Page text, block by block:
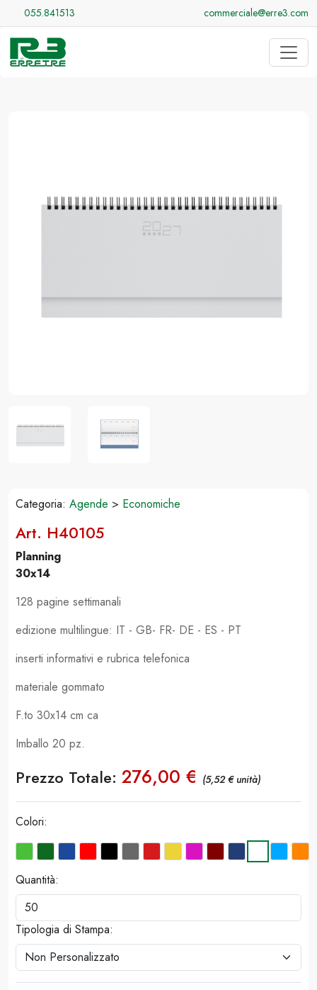
055.841513 commerciale@erre3.com
Categoria: Agende > Economiche
Art. H40105
Planning
30x14
128 pagine settimanali
edizione multilingue: IT - GB- FR- DE - ES - PT
inserti informativi e rubrica telefonica
materiale gommato
F.to 30x14 cm ca
Imballo 20 pz.
Prezzo Totale: 276,00 € (5,52 € unità)
Colori:
Quantità:
Tipologia di Stampa: